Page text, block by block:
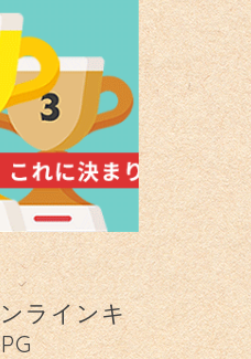
ラインキ